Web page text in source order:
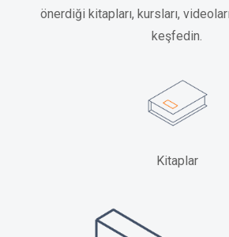
önerdiği kitapları, kursları,
keşfedin.
Kitaplar